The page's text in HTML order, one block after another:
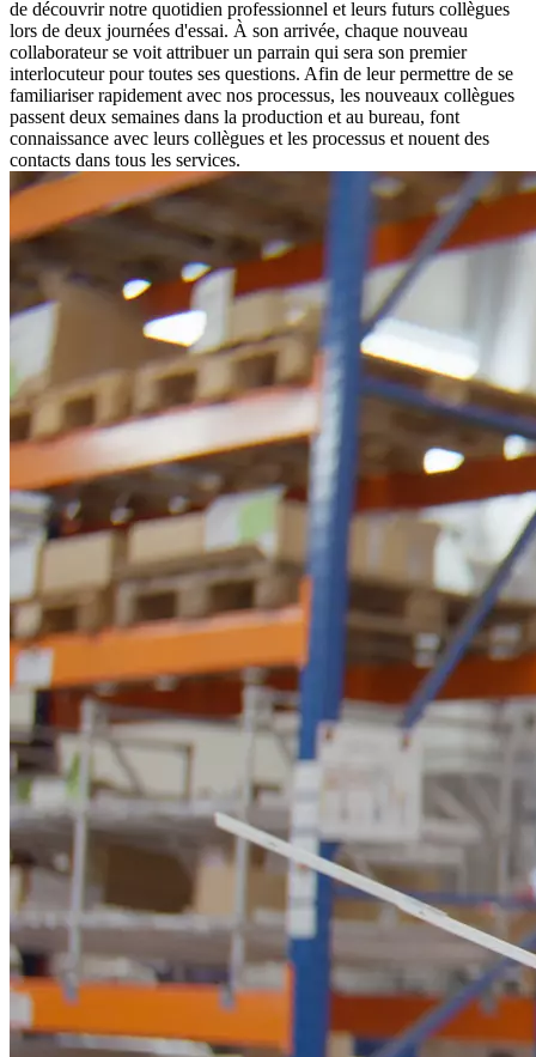
de découvrir notre quotidien professionnel et leurs futurs collègues
lors de deux journées d'essai. À son arrivée, chaque nouveau
collaborateur se voit attribuer un parrain qui sera son premier
interlocuteur pour toutes ses questions. Afin de leur permettre de se
familiariser rapidement avec nos processus, les nouveaux collègues
passent deux semaines dans la production et au bureau, font
connaissance avec leurs collègues et les processus et nouent des
contacts dans tous les services.